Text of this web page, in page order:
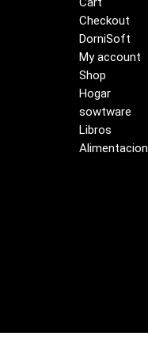
Checkout
DorniSoft
My account
Shop
Hogar
sowtware
Libros
Alimentacion